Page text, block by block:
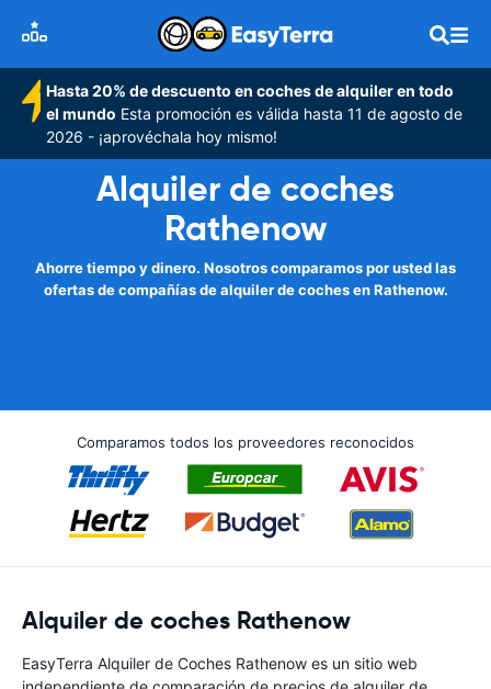
Hasta 20% de descuento en coches de alquiler en todo
el mundo Esta promoción es válida hasta 11 de agosto de
2026 - ¡aprovéchala hoy mismo!
Alquiler de coches
Rathenow
Ahorre tiempo y dinero. Nosotros comparamos por usted las
ofertas de compañías de alquiler de coches en Rathenow.
Comparamos todos los proveedores reconocidos
Alquiler de coches Rathenow
EasyTerra Alquiler de Coches Rathenow es un sitio web